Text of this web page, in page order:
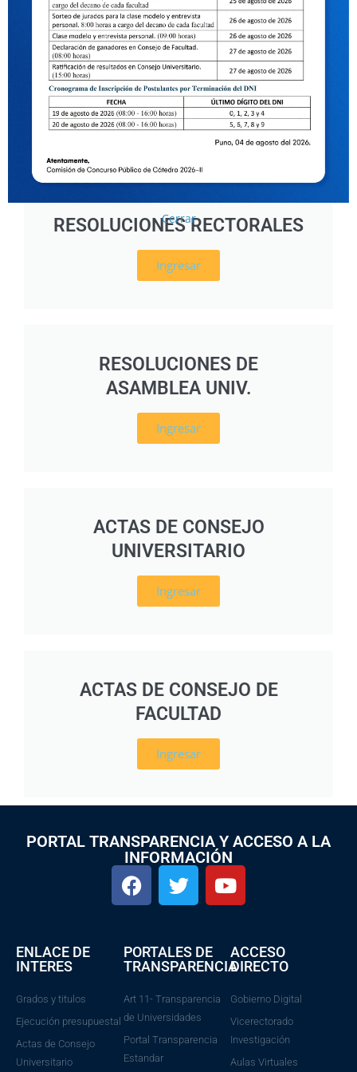
RESOLUCIONES RECTORALES
Ingresar
RESOLUCIONES DE
ASAMBLEA UNIV.
Ingresar
ACTAS DE CONSEJO
UNIVERSITARIO
Ingresar
ACTAS DE CONSEJO DE
FACULTAD
Ingresar
PORTAL TRANSPARENCIA Y ACCESO A LA
INFORMACIÓN
ENLACE DE
INTERES
Grados y titulos
Ejecución presupuestal
Actas de Consejo
Universitario
PORTALES DE
TRANSPARENCIA
Art 11- Transparencia
de Universidades
Portal Transparencia
Estandar
ACCESO
DIRECTO
Gobierno Digital
Vicerectorado
Investigación
Aulas Virtuales
Cerrar